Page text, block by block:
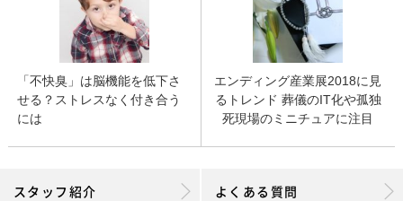
「不快臭」は脳機能を低下さ
せる？ストレスなく付き合う
には
エンディング産業展2018に見
るトレンド 葬儀のIT化や孤独
死現場のミニチュアに注目
スタッフ紹介 よくある質問